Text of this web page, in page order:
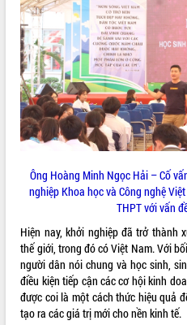
VIDEO
Khám bệnh, cấp phát thuốc miễn phí
và tặng quà người dân xã Cư Pui
Hội nghị UBND tỉnh Đắk Lắk thường kỳ
tháng 7/2026
Lễ truy tặng danh hiệu “Bà Mẹ Việt
Nam Anh hùng” và trao Huân chương
Lao động
UBND tỉnh Đắk Lắk triển khai nhiệm
vụ 6 tháng cuối năm 2026
ALBUM ẢNH
Ông Hoàng Minh Ngọc Hải – Cố
nghiệp Khoa học và Công nghệ
THPT với vấn
Hiện nay, khởi nghiệp đã trở thành
thế giới, trong đó có Việt Nam. Với
người dân nói chung và học sinh,
điều kiện tiếp cận các cơ hội kinh
được coi là một cách thức hiệu quả
tạo ra các giá trị mới cho nền kinh tế.